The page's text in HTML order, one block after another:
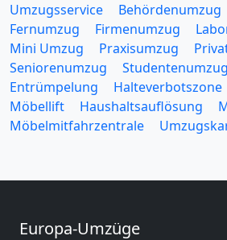
Umzugsservice Behördenumzug
Fernumzug
Firmenumzug
Mini Umzug
Praxisumzug
Seniorenumzug
Studentenumzug
Entrümpelung
Halteverbotszone
Möbellift
Haushaltsauflösung
Möbelmitfahrzentrale
Europa-Umzüge